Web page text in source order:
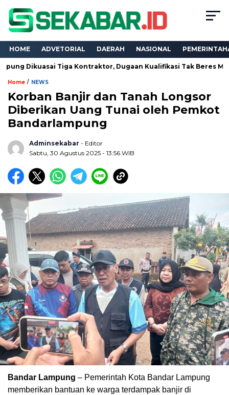
HOME ADVETORIAL DAERAH NASIONAL
Tiga Kontraktor, Dugaan Kualifikasi Tak Beres Mencuat
Home / NEWS
Korban Banjir dan Tanah Longsor
Diberikan Uang Tunai oleh Pemkot
Bandarlampung
Adminsekabar - Editor
Sabtu, 30 Agustus 2025 - 13:56 WIB
Bandar Lampung – Pemerintah Kota Bandar Lampung
memberikan bantuan ke warga terdampak banjir di